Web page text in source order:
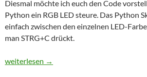
Diesmal möchte ich euch den Code
Python ein RGB LED steure. Das Python
einfach zwischen den einzelnen LED-
man STRG+C drückt.
Raspberry Pi – 4-Pin LED steuern
weiterlesen →